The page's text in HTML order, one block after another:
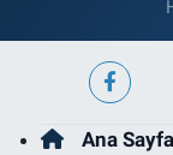
Ana Sayfa